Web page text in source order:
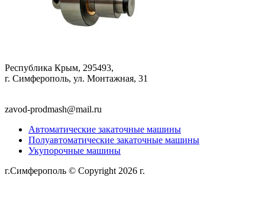
Республика Крым, 295493,
г. Симферополь, ул. Монтажная, 31
zavod-prodmash@mail.ru
Автоматические закаточные машины
Полуавтоматические закаточные машины
Укупорочные машины
г.Симферополь © Copyright 2026 г.